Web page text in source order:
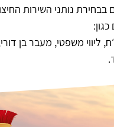
בבחירת נותני השירות
ליווי משפטי, מעבר בן